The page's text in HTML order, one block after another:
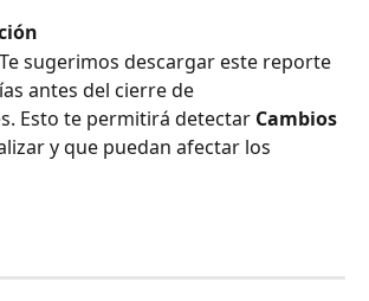
Te sugerimos descargar este reporte
antes del cierre de
Esto te permitirá detectar Cambios
y que puedan afectar los